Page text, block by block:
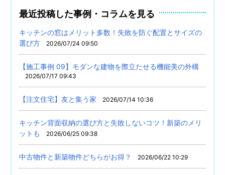
最近投稿した事例・コラムを見る
キッチンの窓はメリット多数！失敗を防ぐ配置とサイズの
選び方
2026/07/24 09:50
【施工事例 09】モダンな建物を際立たせる機能美の外構
2026/07/17 09:43
【注文住宅】友と集う家 2026/07/14 10:36
キッチン背面収納の選び方と失敗しないコツ！新築のメリ
ットも
2026/06/25 09:38
中古物件と新築物件どちらがお得？ 2026/06/22 10:29